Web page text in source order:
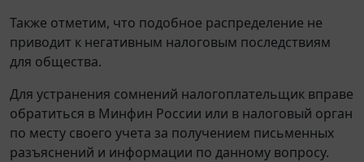
Также отметим, что подобное распределение не
приводит к негативным налоговым последствиям
для общества.
Для устранения сомнений налогоплательщик вправе
обратиться в Минфин России или в налоговый орган
по месту своего учета за получением письменных
разъяснений и информации по данному вопросу.